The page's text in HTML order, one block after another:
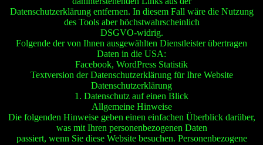
Datenschutzerklärung entfernen. In diesem Fall wäre die Nutzung
des Tools aber höchstwahrscheinlich
DSGVO-widrig.
Folgende der von Ihnen ausgewählten Dienstleister übertragen
Daten in die USA:
Facebook, WordPress Statistik
Textversion der Datenschutzerklärung für Ihre Website
Datenschutzerklärung
1. Datenschutz auf einen Blick
Allgemeine Hinweise
Die folgenden Hinweise geben einen einfachen Überblick darüber,
was mit Ihren personenbezogenen Daten
passiert, wenn Sie diese Website besuchen. Personenbezogene